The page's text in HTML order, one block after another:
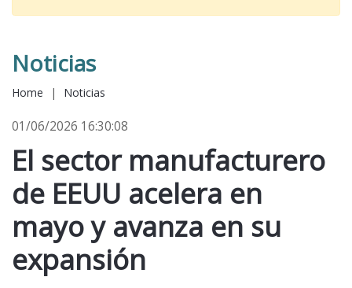
Noticias
Home | Noticias
01/06/2026 16:30:08
El sector manufacturero
de EEUU acelera en
mayo y avanza en su
expansión